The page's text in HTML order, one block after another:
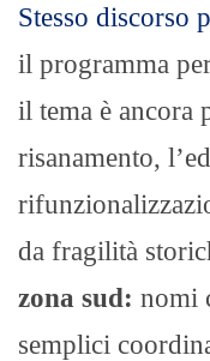
Stesso discorso
il programma
il tema è ancora
risanamento,
da fragilità
zona sud: nomi
semplici